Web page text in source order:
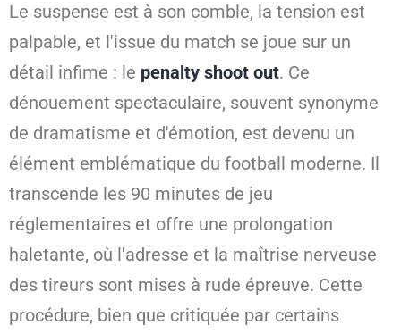
Le suspense est à son comble, la tension est
palpable, et l'issue du match se joue sur un
détail infime : le penalty shoot out. Ce
dénouement spectaculaire, souvent synonyme
de dramatisme et d'émotion, est devenu un
élément emblématique du football moderne. Il
transcende les 90 minutes de jeu
réglementaires et offre une prolongation
haletante, où l'adresse et la maîtrise nerveuse
des tireurs sont mises à rude épreuve. Cette
procédure, bien que critiquée par certains